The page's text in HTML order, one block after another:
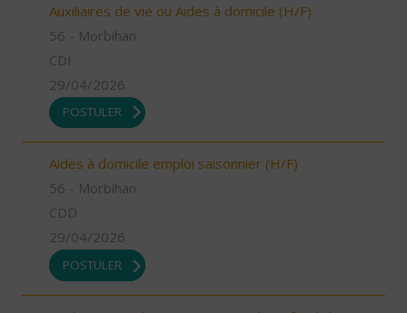
Auxiliaires de vie ou Aides à domicile (H/F)
56 - Morbihan
CDI
29/04/2026
POSTULER
Aides à domicile emploi saisonnier (H/F)
56 - Morbihan
CDD
29/04/2026
POSTULER